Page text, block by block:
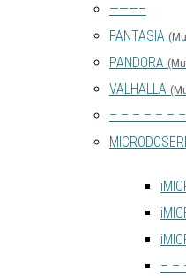
———–
FANTASIA
PANDORA
VALHALLA
– – – – – –
– –